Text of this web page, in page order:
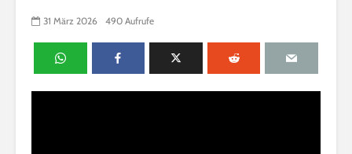
31 März 2026 490 Aufrufe